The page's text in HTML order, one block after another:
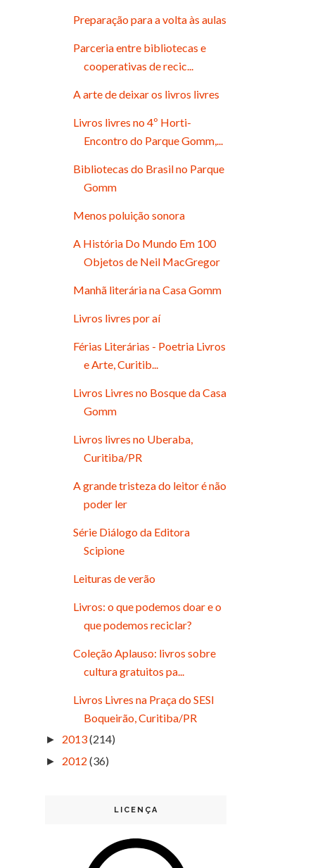
Preparação para a volta às aulas
Parceria entre bibliotecas e
cooperativas de recic...
A arte de deixar os livros livres
Livros livres no 4º Horti-
Encontro do Parque Gomm,...
Bibliotecas do Brasil no Parque
Gomm
Menos poluição sonora
A História Do Mundo Em 100
Objetos de Neil MacGregor
Manhã literária na Casa Gomm
Livros livres por aí
Férias Literárias - Poetria Livros
e Arte, Curitib...
Livros Livres no Bosque da Casa
Gomm
Livros livres no Uberaba,
Curitiba/PR
A grande tristeza do leitor é não
poder ler
Série Diálogo da Editora
Scipione
Leituras de verão
Livros: o que podemos doar e o
que podemos reciclar?
Coleção Aplauso: livros sobre
cultura gratuitos pa...
Livros Livres na Praça do SESI
Boqueirão, Curitiba/PR
► 2013(214)
► 2012 (36)
LICENÇA